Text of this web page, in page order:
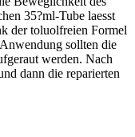
35?ml-Tube laesst
der toluolfreien Formel
sollten die
werden. Nach
dann die reparierten